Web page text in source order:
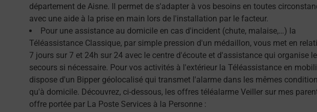
département de Aisne. Il permet de s'adapter à vos besoins en toutes
avec une aide à la prise en main lors de l'installation par le facteur.
Pour une assistance au domicile en cas d'incident (chute, malaise,…) la
Téléassistance Classique, par simple pression d'un médaillon, vous met en
7 jours sur 7 et 24h sur 24 avec le centre d'écoute et d'assistance qui organise
secours si nécessaire. Pour vos activités à l'extérieur la Téléassistance en
dispose d'un Bipper géolocalisé qui transmet l'alarme dans les mêmes
qu'à domicile. Découvrez, ci-dessous, les offres téléalarme Veiller sur mes
offre portée par La Poste Services à la Personne :